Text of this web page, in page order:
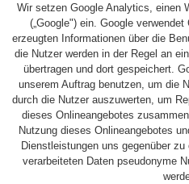
Wir setzen Google Analytics, einen
(„Google") ein. Google
erzeugten Informationen über die
die Nutzer werden in der Regel an
übertragen und dort gespeichert.
unserem Auftrag benutzen, um die
durch die Nutzer auszuwerten, um
dieses Onlineangebotes
Nutzung dieses Onlineangebotes
Dienstleistungen uns gegenüber
verarbeiteten Daten pseudonyme